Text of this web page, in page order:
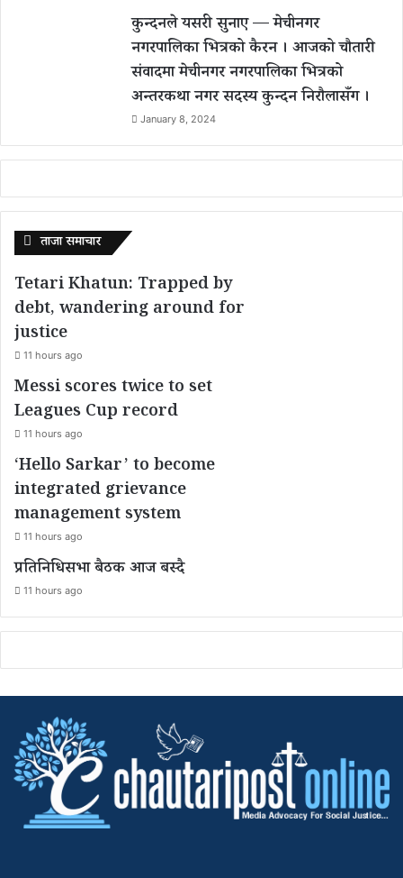
कुन्दनले यसरी सुनाए — मेचीनगर
नगरपालिका भित्रको कैरन । आजको चौतारी
संवादमा मेचीनगर नगरपालिका भित्रको
अन्तरकथा नगर सदस्य कुन्दन निरौलासँग ।
January 8, 2024
ताजा समाचार
Tetari Khatun: Trapped by
debt, wandering around for
justice
11 hours ago
Messi scores twice to set
Leagues Cup record
11 hours ago
‘Hello Sarkar’ to become
integrated grievance
management system
11 hours ago
प्रतिनिधिसभा बैठक आज बस्दै
11 hours ago